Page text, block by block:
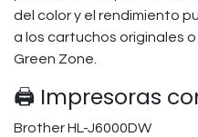
del color y el rendimiento
a los cartuchos originales
Green Zone.
🖨️ Impresoras
Brother HL-J6000DW